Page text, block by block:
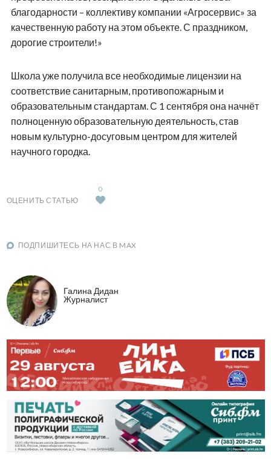
благодарности – коллективу компании «Агросервис» за
качественную работу на этом объекте. С праздником,
дорогие строители!»
Школа уже получила все необходимые лицензии на
соответствие санитарным, противопожарным и
образовательным стандартам. С 1 сентября она начнёт
полноценную образовательную деятельность, став
новым культурно-досуговым центром для жителей
научного городка.
ОЦЕНИТЬ СТАТЬЮ
0
ПОДПИШИТЕСЬ НА НАС В MAX
Галина Дидан
Журналист